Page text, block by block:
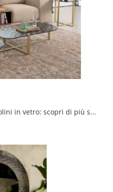
Complementi moderni e tavolini in vetro: scopri di più sul modello Tavolini Ocean di Tonin Casa e potrai impreziosire i tuoi spazi.